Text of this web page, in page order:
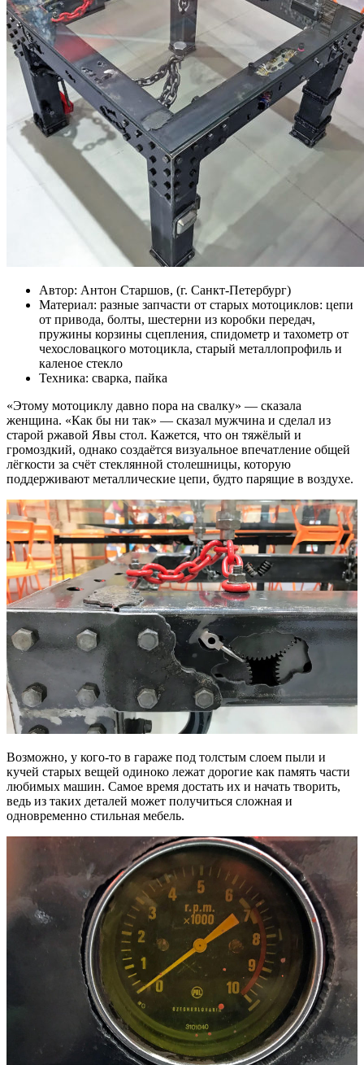
Автор: Антон Старшов, (г. Санкт-Петербург)
Материал: разные запчасти от старых мотоциклов: цепи
от привода, болты, шестерни из коробки передач,
пружины корзины сцепления, спидометр и тахометр от
чехословацкого мотоцикла, старый металлопрофиль и
каленое стекло
Техника: сварка, пайка
«Этому мотоциклу давно пора на свалку» — сказала
женщина. «Как бы ни так» — сказал мужчина и сделал из
старой ржавой Явы стол. Кажется, что он тяжёлый и
громоздкий, однако создаётся визуальное впечатление общей
лёгкости за счёт стеклянной столешницы, которую
поддерживают металлические цепи, будто парящие в воздухе.
Возможно, у кого-то в гараже под толстым слоем пыли и
кучей старых вещей одиноко лежат дорогие как память части
любимых машин. Самое время достать их и начать творить,
ведь из таких деталей может получиться сложная и
одновременно стильная мебель.